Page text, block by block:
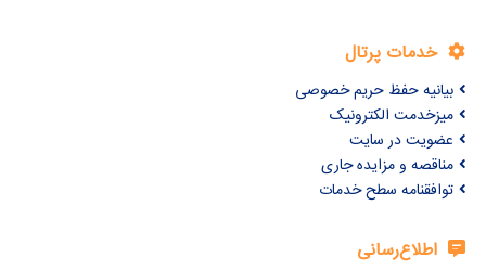
خدمات پرتال
بیانیه حفظ حریم خصوصی
میزخدمت الکترونیک
عضویت در سایت
مناقصه و مزایده جاری
توافقنامه سطح خدمات
اطلاع‌رسانی